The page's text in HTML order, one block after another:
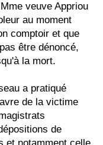
veuve Appriou
au moment
comptoir et que
être dénoncé,
la mort.
a pratiqué
de la victime
de